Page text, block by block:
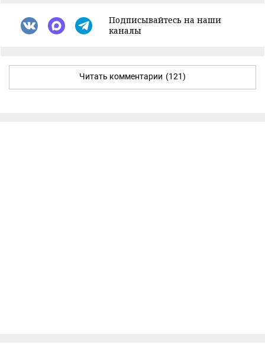
Подписывайтесь на наши
каналы
Читать комментарии (121)